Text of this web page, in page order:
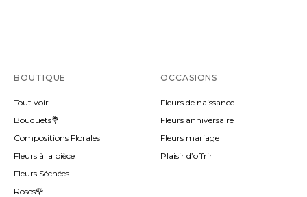
BOUTIQUE
Tout voir
Bouquets💐
Compositions Florales
Fleurs à la pièce
Fleurs Séchées
Roses🌹
OCCASIONS
Fleurs de naissance
Fleurs anniversaire
Fleurs mariage
Plaisir d’offrir